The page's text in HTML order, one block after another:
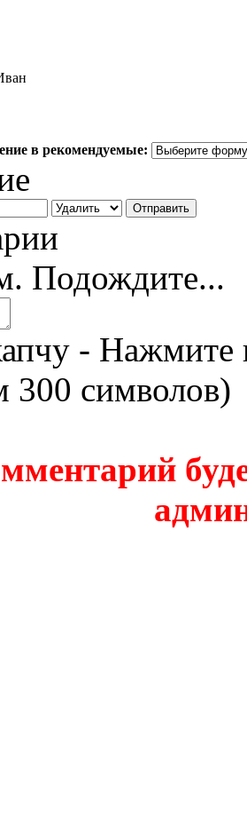
в рекомендуемые:
Подождите...
- Нажмите
символов)